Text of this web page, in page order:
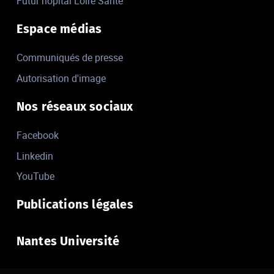
Espace médias
Communiqués de presse
Autorisation d'image
Nos réseaux sociaux
Facebook
Linkedin
YouTube
Publications légales
Nantes Université